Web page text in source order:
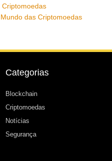
Criptomoedas
das Criptomoedas
Categorias
Blockchain
Criptomoedas
Notícias
Segurança